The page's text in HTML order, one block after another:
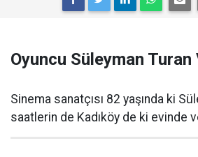
Oyuncu Süleyman
Sinema sanatçısı 82 yaşında ki
saatlerin de Kadıköy de ki evinde